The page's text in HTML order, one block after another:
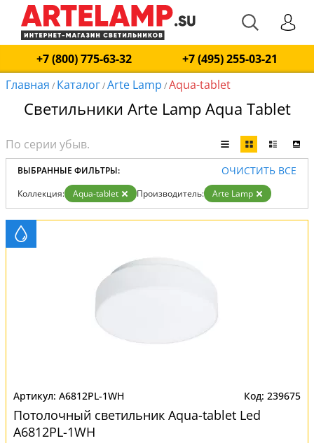
+7 (800) 775-63-32
+7 (495) 255-03-21
Главная / Каталог/Arte Lamp /Aqua-tablet
Светильники Arte Lamp Aqua Tablet
ВЫБРАННЫЕ ФИЛЬТРЫ: ОЧИСТИТЬ ВСЕ
Коллекция: Aqua-tablet Производитель: Arte Lamp
A6812PL-1WH 239675
Потолочный светильник Aqua-tablet Led
A6812PL-1WH